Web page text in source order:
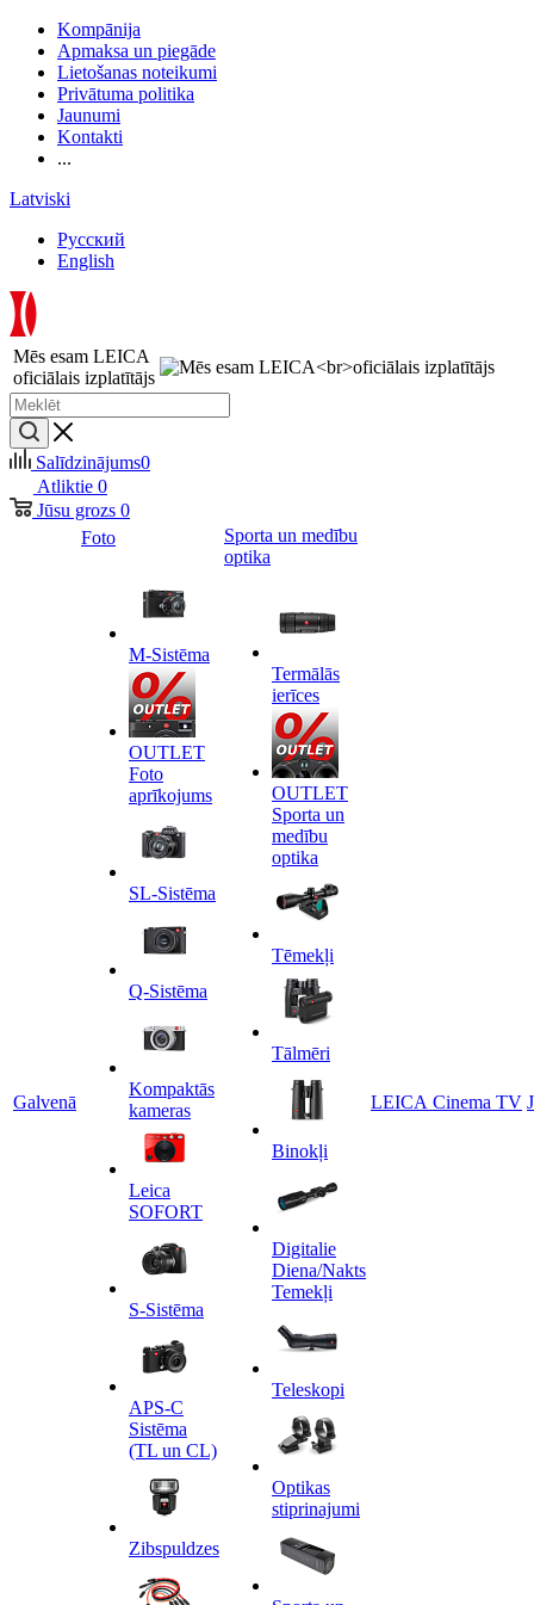
Kompānija
Apmaksa un piegāde
Lietošanas noteikumi
Privātuma politika
Jaunumi
Kontakti
...
Latviski
Русский
English
Mēs esam LEICA
oficiālais izplatītājs
Salīdzinājums0
Atliktie 0
Jūsu grozs 0
Galvenā
Foto
M-Sistēma
OUTLET
Foto
aprīkojums
SL-Sistēma
Q-Sistēma
Kompaktās
kameras
Leica
SOFORT
S-Sistēma
APS-C
Sistēma
(TL un CL)
Zibspuldzes
Sporta un medību
optika
Termālās
ierīces
OUTLET
Sporta un
medību
optika
Tēmekļi
Tālmēri
Binokļi
Digitalie
Diena/Nakts
Temekļi
Teleskopi
Optikas
stiprinajumi
LEICA Cinema TV